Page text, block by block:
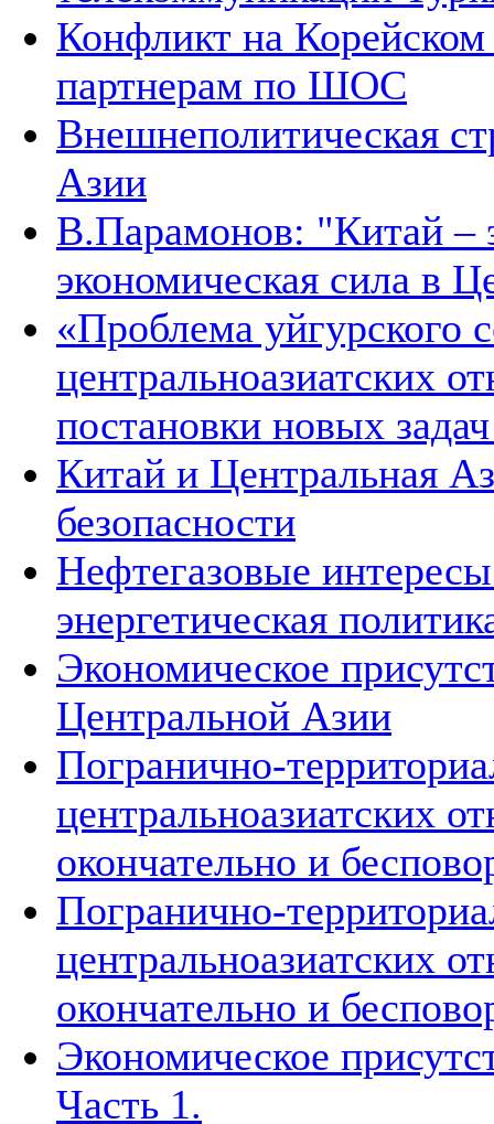
Конфликт на
партнерам по ШОС
Внешнеполитическая
Азии
В.Парамонов: "Китай –
экономическая сила в
«Проблема уйгурского
центральноазиатских
постановки новых
Китай и Центральная
безопасности
Нефтегазовые
энергетическая
Экономическое
Центральной Азии
Погранично-
центральноазиатских
окончательно и
Погранично-
центральноазиатских
окончательно и
Экономическое
Часть 1.